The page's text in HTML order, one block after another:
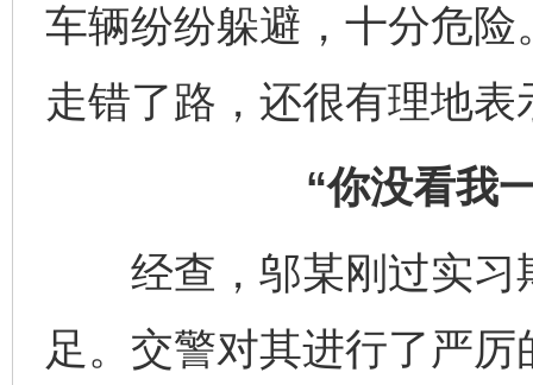
车辆纷纷躲避，十分危
走错了路，还很有理地表
“你没看我
经查，邬某刚过实习
足。交警对其进行了严